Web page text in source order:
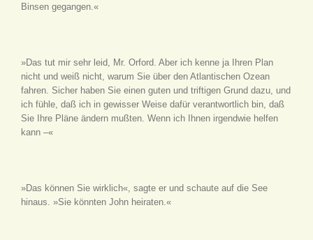
Binsen gegangen.«
»Das tut mir sehr leid, Mr. Orford. Aber ich kenne ja Ihren Plan
nicht und weiß nicht, warum Sie über den Atlantischen Ozean
fahren. Sicher haben Sie einen guten und triftigen Grund dazu, und
ich fühle, daß ich in gewisser Weise dafür verantwortlich bin, daß
Sie Ihre Pläne ändern mußten. Wenn ich Ihnen irgendwie helfen
kann –«
»Das können Sie wirklich«, sagte er und schaute auf die See
hinaus. »Sie könnten John heiraten.«